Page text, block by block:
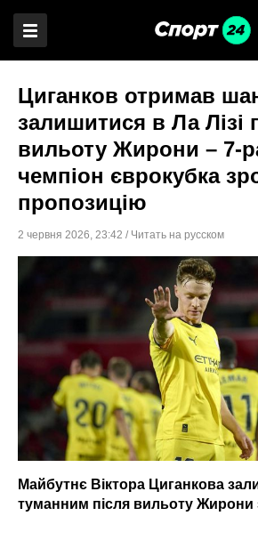
Циганков отримав
залишитися в Ла Лізі
вильоту Жирони – 7-
чемпіон єврокубка
пропозицію
2 червня 2026, 23:42 / Читать на русском
Майбутнє Віктора Циганкова
туманним після вильоту Жирони